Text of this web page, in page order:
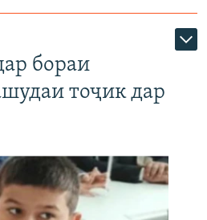
бораи
тоҷик дар